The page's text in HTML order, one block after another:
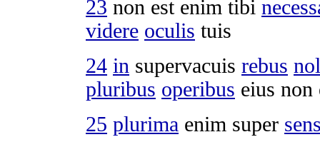
23 non est enim tibi
videre oculis tuis
24 in supervacuis rebus
pluribus operibus eius
25 plurima enim super